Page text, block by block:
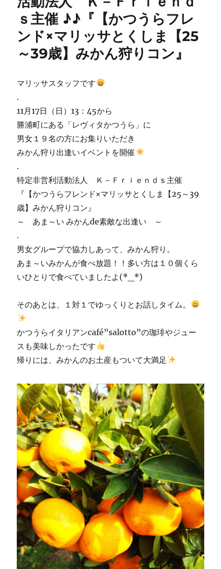
ｓ主催 ♪♪『【かつうらフレ
ンド×マリッサとくしま【25
～39歳】みかん狩りコン』
マリッサスタッフです
.
11月17日（日）13：45から
勝浦町にある「レヴィタかつうら」に
男女１９名の方にお集りいただき
みかん狩り出逢いイベントを開催
.
特定非営利活動法人 Ｋ－Ｆｒｉｅｎｄｓ主催
『【かつうらフレンド×マリッサとくしま【25～39
歳】みかん狩りコン』
～ あま～い みかんde素敵な出逢い ～
.
男女グループで協力しあって、みかん狩り。
あま～いみかんが食べ放題！！多い方は１０個くら
いひとりで食べていましたよ(*_*)
そのあとは、１対１でゆっくりとお話しタイム。
かつうらイタリアンcafé”salotto”の珈琲やジュー
スも美味しかったです
帰りには、みかんのお土産もついて大満足